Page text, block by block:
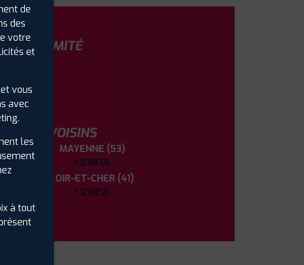
À PROXIMITÉ
VOISINS
MAYENNE (53)
+ D'INFOS
LOIR-ET-CHER (41)
+ D'INFOS
de
des
votre
et
vous
avec
les
à tout